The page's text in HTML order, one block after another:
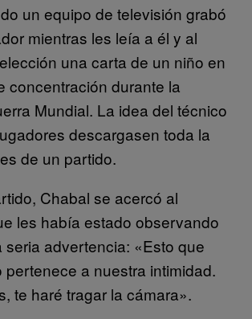
un equipo de televisión grabó
mientras les leía a él y al
una carta de un niño en
concentración durante la
Mundial. La idea del técnico
descargasen toda la
de un partido.
Chabal se acercó al
les había estado observando
seria advertencia: «Esto que
pertenece a nuestra intimidad.
te haré tragar la cámara».